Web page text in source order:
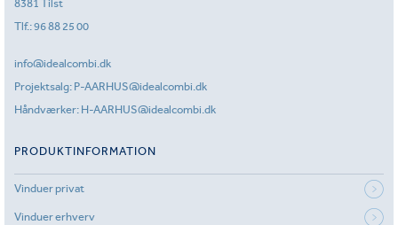
8381 Tilst
Tlf.:96 88 25 00
info@idealcombi.dk
Projektsalg: P-AARHUS@idealcombi.dk
Håndværker: H-AARHUS@idealcombi.dk
PRODUKTINFORMATION
Vinduer privat
Vinduer erhverv